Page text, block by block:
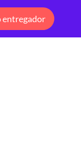
entregador